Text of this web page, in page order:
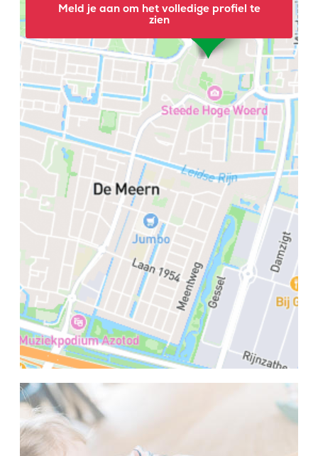
Meld je aan om het volledige profiel te
zien